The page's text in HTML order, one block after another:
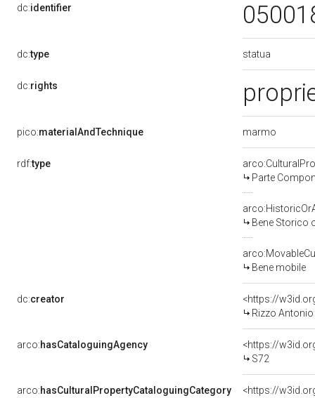
dc:identifier
dc:type statua
dc:rights
pico:materialAndTechnique marmo
rdf:type
Parte
Bene Storico
Bene mobile
dc:creator
<https://
Rizzo
arco:hasCataloguingAgency
<https://
S72
arco:hasCulturalPropertyCataloguingCategory
<https://